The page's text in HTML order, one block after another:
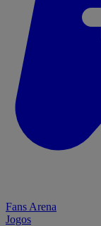
Fans Arena
Jogos